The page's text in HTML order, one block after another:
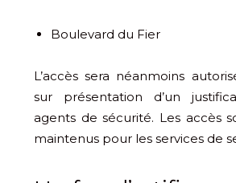
Boulevard du Fier
L’accès sera néanmoins
sur présentation d’un
agents de sécurité. Les accès
maintenus pour les services de